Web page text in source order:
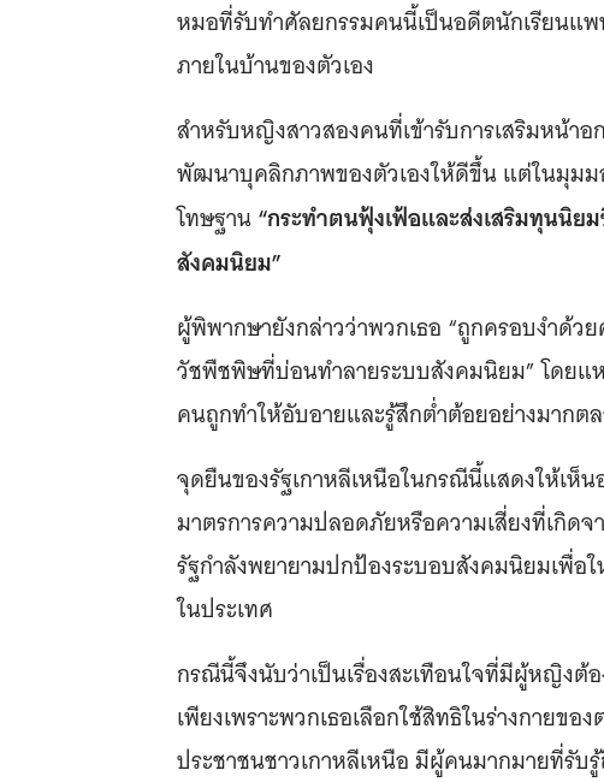
หมอที่รับทำศัลยกรรมคนนี้เป็นอดีตนักเรียนแ
ภายในบ้านของตัวเอง
สำหรับหญิงสาวสองคนที่เข้ารับการเสริมหน้าอ
พัฒนาบุคลิกภาพของตัวเองให้ดีขึ้น แต่ในมุมม
โทษฐาน“กระทำตนฟุ้งเฟ้อและส่งเสริมทุนนิ
สังคมนิยม”
ผู้พิพากษายังกล่าวว่าพวกเธอ “ถูกครอบงำด้ว
วัชพืชพิษที่บ่อนทำลายระบบสังคมนิยม” โดยแ
คนถูกทำให้อับอายและรู้สึกต่ำต้อยอย่างมากต
จุดยืนของรัฐเกาหลีเหนือในกรณีนี้แสดงให้เห็น
มาตรการความปลอดภัยหรือความเสี่ยงที่เกิด
รัฐกำลังพยายามปกป้องระบอบสังคมนิยมเพื่อ
ในประเทศ
กรณีนี้จึงนับว่าเป็นเรื่องสะเทือนใจที่มีผู้หญิงต้
เพียงเพราะพวกเธอเลือกใช้สิทธิในร่างกายข
ประชาชนชาวเกาหลีเหนือ มีผู้คนมากมายที่รับ